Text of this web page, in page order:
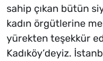
sahip çıkan bütün
kadın örgütlerine
yürekten teşekkür
Kadıköy’deyiz.